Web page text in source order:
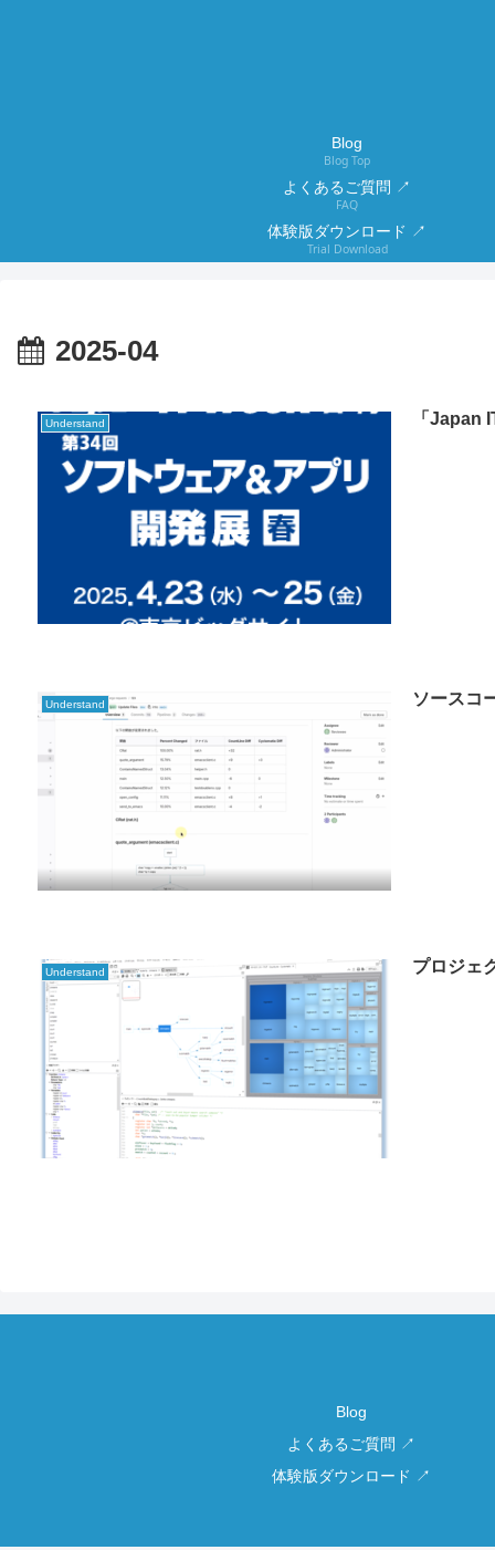
Blog
Blog Top
よくあるご質問 ↗
FAQ
体験版ダウンロード ↗
Trial Download
2025-04
Understand 「Japan
Understand ソースコ
Understand プロジェ
Blog
よくあるご質問 ↗
体験版ダウンロード ↗